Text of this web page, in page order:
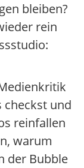
bleiben?
rein
checkst und
reinfallen
warum
der Bubble